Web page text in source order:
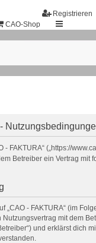
Registrieren
CAO-Shop
- FAKTURA“ („https://
Betreiber ein Vertrag mit
„CAO - FAKTURA“ (im
mit dem
und erklärst dich